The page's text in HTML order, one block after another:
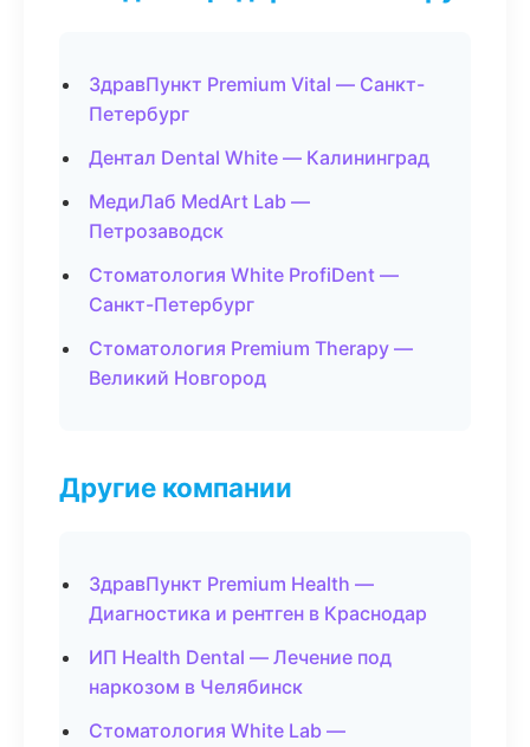
ЗдравПункт Premium Vital — Санкт-
Петербург
Дентал Dental White — Калининград
МедиЛаб MedArt Lab —
Петрозаводск
Стоматология White ProfiDent —
Санкт-Петербург
Стоматология Premium Therapy —
Великий Новгород
Другие компании
ЗдравПункт Premium Health —
Диагностика и рентген в Краснодар
ИП Health Dental — Лечение под
наркозом в Челябинск
Стоматология White Lab —